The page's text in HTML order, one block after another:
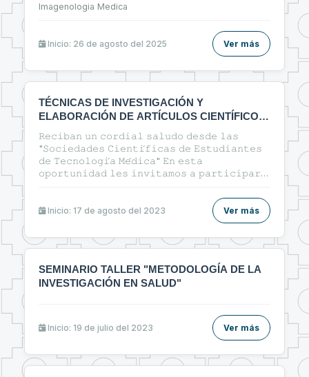
Imagenologia Medica
Inicio: 26 de agosto del 2025 Ver más
TÉCNICAS DE INVESTIGACIÓN Y
ELABORACIÓN DE ARTÍCULOS CIENTÍFICOS
EN EL ÁREA DE LA SALUD
𝚁𝚎𝚌𝚒𝚋𝚊𝚗 𝚞𝚗 𝚌𝚘𝚛𝚍𝚒𝚊𝚕 𝚜𝚊𝚕𝚞𝚍𝚘 𝚍𝚎𝚜𝚍𝚎 𝚕𝚊𝚜
"𝚂𝚘𝚌𝚒𝚎𝚍𝚊𝚍𝚎𝚜 𝙲𝚒𝚎𝚗𝚝𝚒́𝚏𝚒𝚌𝚊𝚜 𝚍𝚎 𝙴𝚜𝚝𝚞𝚍𝚒𝚊𝚗𝚝𝚎𝚜
𝚍𝚎 𝚃𝚎𝚌𝚗𝚘𝚕𝚘𝚐𝚒́𝚊 𝙼𝚎́𝚍𝚒𝚌𝚊" 𝙴𝚗 𝚎𝚜𝚝𝚊
𝚘𝚙𝚘𝚛𝚝𝚞𝚗𝚒𝚍𝚊𝚍 𝚕𝚎𝚜 𝚒𝚗𝚟𝚒𝚝𝚊𝚖𝚘𝚜 𝚊 𝚙𝚊𝚛𝚝𝚒𝚌𝚒𝚙𝚊𝚛
ᴇʟᴀʙᴏʀᴀᴄɪᴏ́ɴ ᴅᴇ ᴀʀᴛɪ́ᴄᴜʟᴏs ᴄɪᴇɴᴛɪ́ғɪᴄᴏs ᴇɴ ᴇʟ ᴀ́ʀᴇᴀ ᴅᴇ ʟᴀ
sᴀʟᴜᴅ"🔰
Inicio: 17 de agosto del 2023 Ver más
SEMINARIO TALLER "METODOLOGÍA DE LA
INVESTIGACIÓN EN SALUD"
Inicio: 19 de julio del 2023 Ver más